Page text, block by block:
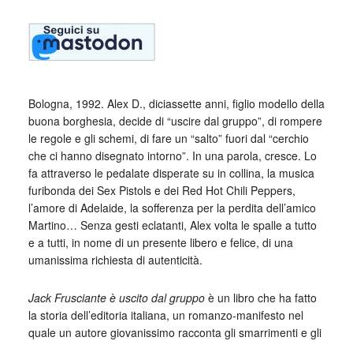
Bologna, 1992. Alex D., diciassette anni, figlio modello della
buona borghesia, decide di “uscire dal gruppo”, di rompere
le regole e gli schemi, di fare un “salto” fuori dal “cerchio
che ci hanno disegnato intorno”. In una parola, cresce. Lo
fa attraverso le pedalate disperate su in collina, la musica
furibonda dei Sex Pistols e dei Red Hot Chili Peppers,
l’amore di Adelaide, la sofferenza per la perdita dell’amico
Martino… Senza gesti eclatanti, Alex volta le spalle a tutto
e a tutti, in nome di un presente libero e felice, di una
umanissima richiesta di autenticità.
Jack Frusciante è uscito dal gruppoè un libro che ha fatto
la storia dell’editoria italiana, un romanzo-manifesto nel
quale un autore giovanissimo racconta gli smarrimenti e gli